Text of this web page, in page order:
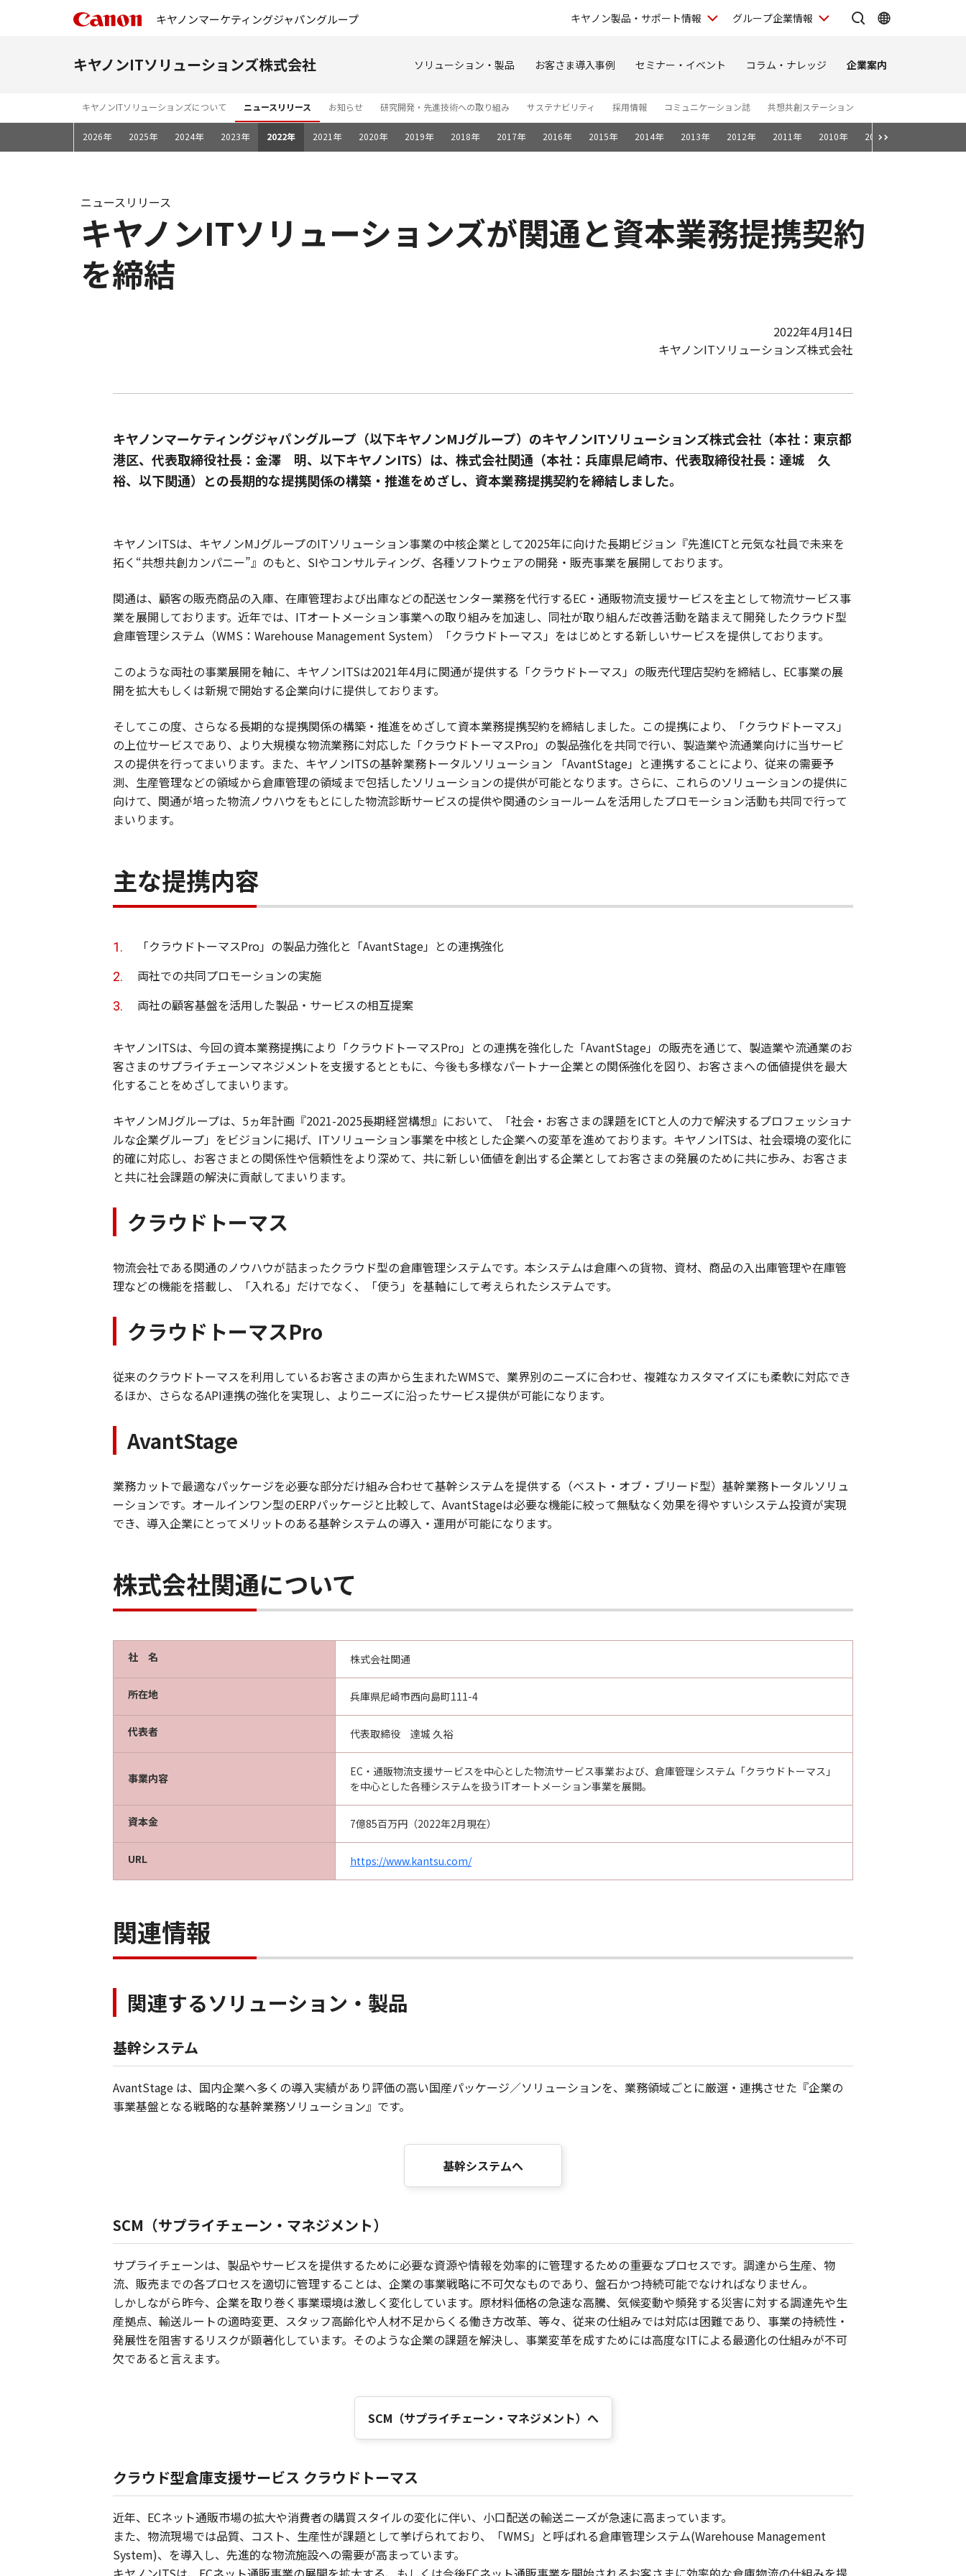
キヤノンマーケティングジャパングループ キヤノン製品・サポート情報 グループ企業情報
キヤノンITソリューションズ株式会社 ソリューション・製品 お客さま導入事例 セミナー・イベント コラム・ナレッジ 企業案内
キヤノンITソリューションズについて ニュースリリース お知らせ 研究開発・先進技術への取り組み サステナビリティ 採用情報 コミュニケーション誌 共想共創ステーション
2026年 2025年 2024年 2023年 2022年 2021年 2020年 2019年 2018年 2017年 2016年 2015年 2014年 2013年 2012年 2011年 2010年 2009年
キヤノンITソリューションズが関通と資本業務提携契約
を締結
ニュースリリース
2022年4月14日
キヤノンITソリューションズ株式会社
キヤノンマーケティングジャパングループ（以下キヤノンMJグループ）のキヤノンITソリューションズ株式会社（本社：東京都
港区、代表取締役社長：金澤 明、以下キヤノンITS）は、株式会社関通（本社：兵庫県尼崎市、代表取締役社長：達城 久
裕、以下関通）との長期的な提携関係の構築・推進をめざし、資本業務提携契約を締結しました。
キヤノンITSは、キヤノンMJグループのITソリューション事業の中核企業として2025年に向けた長期ビジョン『先進ICTと元気な社員で未来を
拓く“共想共創カンパニー”』のもと、SIやコンサルティング、各種ソフトウェアの開発・販売事業を展開しております。
関通は、顧客の販売商品の入庫、在庫管理および出庫などの配送センター業務を代行するEC・通販物流支援サービスを主として物流サービス事
業を展開しております。近年では、ITオートメーション事業への取り組みを加速し、同社が取り組んだ改善活動を踏まえて開発したクラウド型
倉庫管理システム（WMS：Warehouse Management System）「クラウドトーマス」をはじめとする新しいサービスを提供しております。
このような両社の事業展開を軸に、キヤノンITSは2021年4月に関通が提供する「クラウドトーマス」の販売代理店契約を締結し、EC事業の展
開を拡大もしくは新規で開始する企業向けに提供しております。
そしてこの度、さらなる長期的な提携関係の構築・推進をめざして資本業務提携契約を締結しました。この提携により、「クラウドトーマス」
の上位サービスであり、より大規模な物流業務に対応した「クラウドトーマスPro」の製品強化を共同で行い、製造業や流通業向けに当サービ
スの提供を行ってまいります。また、キヤノンITSの基幹業務トータルソリューション 「AvantStage」と連携することにより、従来の需要予
測、生産管理などの領域から倉庫管理の領域まで包括したソリューションの提供が可能となります。さらに、これらのソリューションの提供に
向けて、関通が培った物流ノウハウをもとにした物流診断サービスの提供や関通のショールームを活用したプロモーション活動も共同で行って
まいります。
主な提携内容
「クラウドトーマスPro」の製品力強化と「AvantStage」との連携強化
両社での共同プロモーションの実施
両社の顧客基盤を活用した製品・サービスの相互提案
キヤノンITSは、今回の資本業務提携により「クラウドトーマスPro」との連携を強化した「AvantStage」の販売を通じて、製造業や流通業のお
客さまのサプライチェーンマネジメントを支援するとともに、今後も多様なパートナー企業との関係強化を図り、お客さまへの価値提供を最大
化することをめざしてまいります。
キヤノンMJグループは、5ヵ年計画『2021-2025長期経営構想』において、「社会・お客さまの課題をICTと人の力で解決するプロフェッショナ
ルな企業グループ」をビジョンに掲げ、ITソリューション事業を中核とした企業への変革を進めております。キヤノンITSは、社会環境の変化に
的確に対応し、お客さまとの関係性や信頼性をより深めて、共に新しい価値を創出する企業としてお客さまの発展のために共に歩み、お客さま
と共に社会課題の解決に貢献してまいります。
クラウドトーマス
物流会社である関通のノウハウが詰まったクラウド型の倉庫管理システムです。本システムは倉庫への貨物、資材、商品の入出庫管理や在庫管
理などの機能を搭載し、「入れる」だけでなく、「使う」を基軸にして考えられたシステムです。
クラウドトーマスPro
従来のクラウドトーマスを利用しているお客さまの声から生まれたWMSで、業界別のニーズに合わせ、複雑なカスタマイズにも柔軟に対応でき
るほか、さらなるAPI連携の強化を実現し、よりニーズに沿ったサービス提供が可能になります。
AvantStage
業務カットで最適なパッケージを必要な部分だけ組み合わせて基幹システムを提供する（ベスト・オブ・ブリード型）基幹業務トータルソリュ
ーションです。オールインワン型のERPパッケージと比較して、AvantStageは必要な機能に絞って無駄なく効果を得やすいシステム投資が実現
でき、導入企業にとってメリットのある基幹システムの導入・運用が可能になります。
株式会社関通について
社 名 株式会社関通
所在地 兵庫県尼崎市西向島町111-4
代表者 代表取締役 達城 久裕
事業内容
EC・通販物流支援サービスを中心とした物流サービス事業および、倉庫管理システム「クラウドトーマス」
を中心とした各種システムを扱うITオートメーション事業を展開。
資本金 7億85百万円（2022年2月現在）
URL https://www.kantsu.com/
関連情報
関連するソリューション・製品
基幹システム
AvantStage は、国内企業へ多くの導入実績があり評価の高い国産パッケージ／ソリューションを、業務領域ごとに厳選・連携させた『企業の
事業基盤となる戦略的な基幹業務ソリューション』です。
基幹システムへ
SCM（サプライチェーン・マネジメント）
サプライチェーンは、製品やサービスを提供するために必要な資源や情報を効率的に管理するための重要なプロセスです。調達から生産、物
流、販売までの各プロセスを適切に管理することは、企業の事業戦略に不可欠なものであり、盤石かつ持続可能でなければなりません。
しかしながら昨今、企業を取り巻く事業環境は激しく変化しています。原材料価格の急速な高騰、気候変動や頻発する災害に対する調達先や生
産拠点、輸送ルートの適時変更、スタッフ高齢化や人材不足からくる働き方改革、等々、従来の仕組みでは対応は困難であり、事業の持続性・
発展性を阻害するリスクが顕著化しています。そのような企業の課題を解決し、事業変革を成すためには高度なITによる最適化の仕組みが不可
欠であると言えます。
SCM（サプライチェーン・マネジメント）へ
クラウド型倉庫支援サービス クラウドトーマス
近年、ECネット通販市場の拡大や消費者の購買スタイルの変化に伴い、小口配送の輸送ニーズが急速に高まっています。
また、物流現場では品質、コスト、生産性が課題として挙げられており、「WMS」と呼ばれる倉庫管理システム(Warehouse Management
System)、を導入し、先進的な物流施設への需要が高まっています。